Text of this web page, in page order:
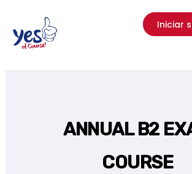
contenido
Iniciar
ANNUAL B2
COURSE